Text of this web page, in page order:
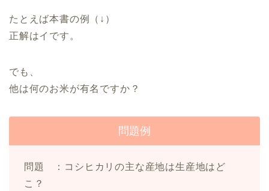
たとえば本書の例（↓）
正解はイです。
でも、
他は何のお米が有名ですか？
問題例
問題 ：コシヒカリの主な産地は生産地はど
こ？